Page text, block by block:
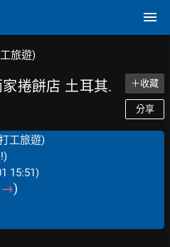
旅遊)
捲餅店 土耳其.
＋收藏
分享
工旅遊)
15:51)
→)